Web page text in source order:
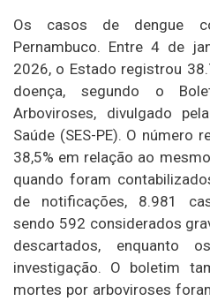
Os casos de dengue
Pernambuco. Entre 4 de
2026, o Estado registrou
doença, segundo o
Arboviroses, divulgado
Saúde (SES-PE). O número
38,5% em relação ao
quando foram
de notificações, 8.981
sendo 592 considerados
descartados, enquanto
investigação. O boletim
mortes por arboviroses